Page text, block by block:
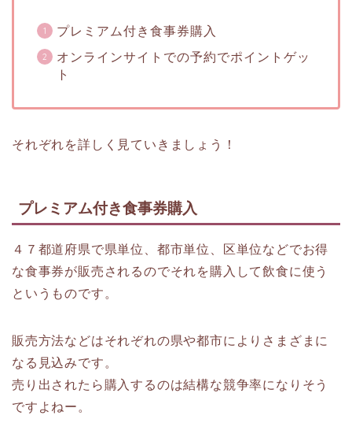
プレミアム付き食事券購入
オンラインサイトでの予約でポイントゲッ
ト
それぞれを詳しく見ていきましょう！
プレミアム付き食事券購入
４７都道府県で県単位、都市単位、区単位などでお得
な食事券が販売されるのでそれを購入して飲食に使う
というものです。
販売方法などはそれぞれの県や都市によりさまざまに
なる見込みです。
売り出されたら購入するのは結構な競争率になりそう
ですよねー。